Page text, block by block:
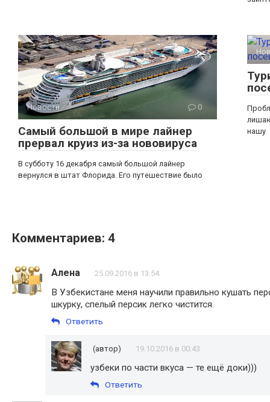
Новости 0
Самый большой в мире лайнер
прервал круиз из-за нововируса
В субботу 16 декабря самый большой лайнер
вернулся в штат Флорида. Его путешествие было
нашу
Комментариев: 4
Алена 25.09.2016 в 13:54
В Узбекистане меня научили правильно кушать
шкурку, спелый персик легко чистится.
Ответить
(автор) 19.10.2016 в 00:43
узбеки по части вкуса — те ещё доки)))
Ответить